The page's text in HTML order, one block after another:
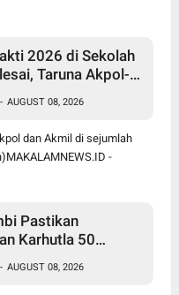
2026 di Sekolah
Taruna Akpol-
Hercules A-7305
- AUGUST 08, 2026
dan Akmil di sejumlah
-
Pastikan
Karhutla 50
- AUGUST 08, 2026